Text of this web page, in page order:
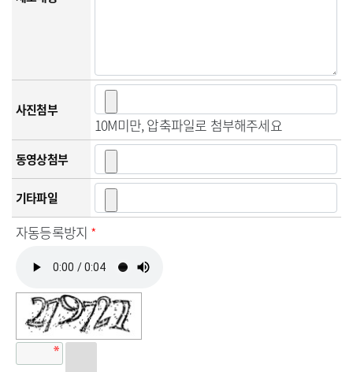
사진첨부
10M미만, 압축파일로 첨부해주세요
동영상첨부
기타파일
자동등록방지 *